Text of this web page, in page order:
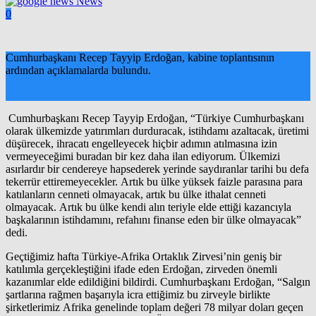
0
Cumhurbaşkanı Recep Tayyip Erdoğan, kabine toplantısının
ardından açıklamalarda bulundu.
Cumhurbaşkanı Recep Tayyip Erdoğan, “Türkiye Cumhurbaşkanı
olarak ülkemizde yatırımları durduracak, istihdamı azaltacak, üretimi
düşürecek, ihracatı engelleyecek hiçbir adımın atılmasına izin
vermeyeceğimi buradan bir kez daha ilan ediyorum. Ülkemizi
asırlardır bir cendereye hapsederek yerinde saydıranlar tarihi bu defa
tekerrür ettiremeyecekler. Artık bu ülke yüksek faizle parasına para
katılanların cenneti olmayacak, artık bu ülke ithalat cenneti
olmayacak. Artık bu ülke kendi alın teriyle elde ettiği kazancıyla
başkalarının istihdamını, refahını finanse eden bir ülke olmayacak”
dedi.
Geçtiğimiz hafta Türkiye-Afrika Ortaklık Zirvesi’nin geniş bir
katılımla gerçekleştiğini ifade eden Erdoğan, zirveden önemli
kazanımlar elde edildiğini bildirdi. Cumhurbaşkanı Erdoğan, “Salgın
şartlarına rağmen başarıyla icra ettiğimiz bu zirveyle birlikte
şirketlerimiz Afrika genelinde toplam değeri 78 milyar doları geçen